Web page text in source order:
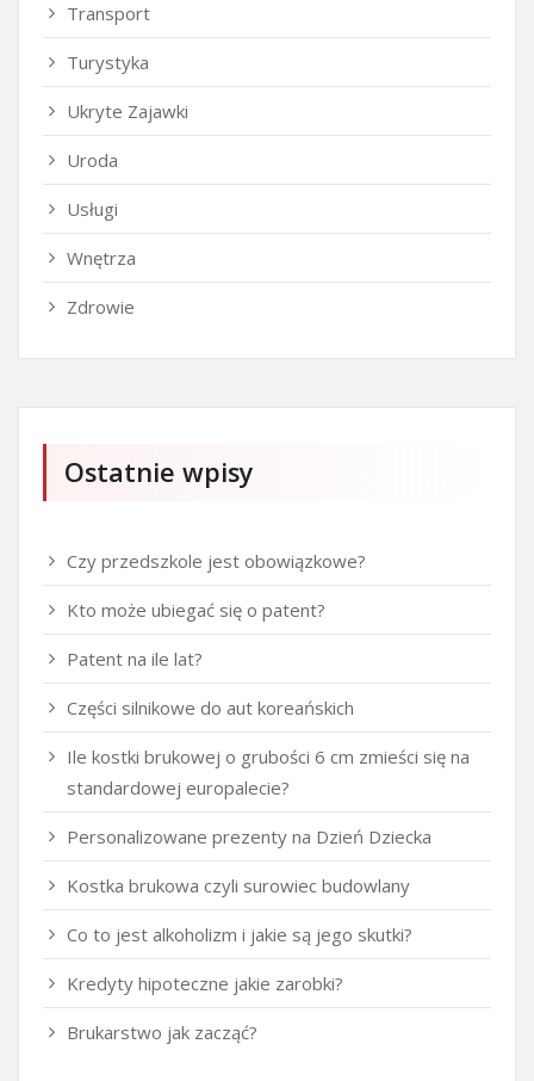
Transport
Turystyka
Ukryte Zajawki
Uroda
Usługi
Wnętrza
Zdrowie
Ostatnie wpisy
Czy przedszkole jest obowiązkowe?
Kto może ubiegać się o patent?
Patent na ile lat?
Części silnikowe do aut koreańskich
Ile kostki brukowej o grubości 6 cm zmieści się na
standardowej europalecie?
Personalizowane prezenty na Dzień Dziecka
Kostka brukowa czyli surowiec budowlany
Co to jest alkoholizm i jakie są jego skutki?
Kredyty hipoteczne jakie zarobki?
Brukarstwo jak zacząć?